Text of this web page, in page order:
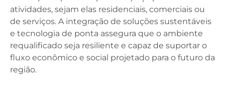
atividades, sejam elas residenciais, comerciais ou
de serviços. A integração de soluções sustentáveis
e tecnologia de ponta assegura que o ambiente
requalificado seja resiliente e capaz de suportar o
fluxo econômico e social projetado para o futuro da
região.